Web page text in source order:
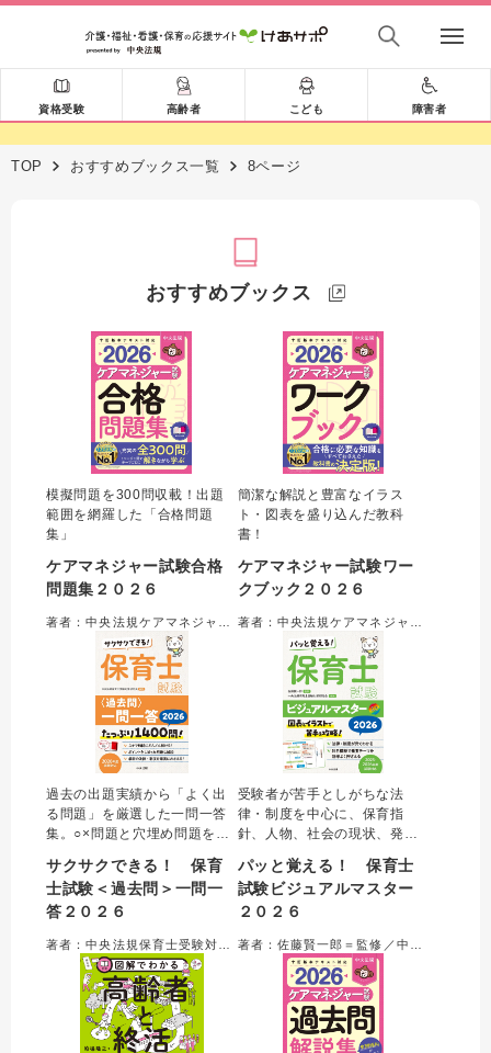
資格受験 高齢者 こども 障害者
TOP おすすめブックス一覧 8ページ
おすすめブックス
模擬問題を300問収載！出題
範囲を網羅した「合格問題
集」
ケアマネジャー試験合格
問題集２０２６
簡潔な解説と豊富なイラス
ト・図表を盛り込んだ教科
書！
ケアマネジャー試験ワー
クブック２０２６
過去の出題実績から「よく出
る問題」を厳選した一問一答
集。○×問題と穴埋め問題を合
を判断するためのポイントに
絞った解説で、合格に必要な
知識を確実に身につけること
数値にアップデート。便利な
赤シート付き。
サクサクできる！ 保育
士試験＜過去問＞一問一
答２０２６
受験者が苦手としがちな法
律・制度を中心に、保育指
針、人物、社会の現状、発
試験でよく問われるテーマを
科目横断的に解説。効率的に
重要項目を押さえられる。オ
の内容で、難しい知識も「見
て覚える」ことができる。
パッと覚える！ 保育士
試験ビジュアルマスター
２０２６